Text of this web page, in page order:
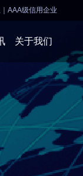
AAA级信用企业
关于我们